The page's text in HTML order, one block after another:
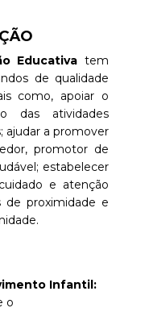
Educativa tem
de qualidade
como, apoiar o
das atividades
ajudar a promover
promotor de
estabelecer
e atenção
de proximidade e
Infantil:
o